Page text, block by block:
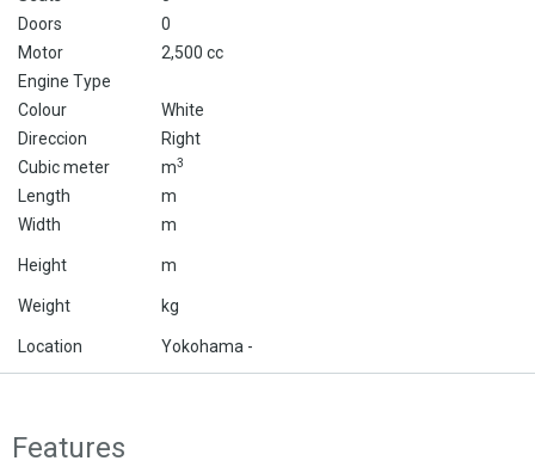
Doors
0
Motor
2,500 cc
Engine Type
Colour
White
Direccion
Right
Cubic meter
m3
Length
m
Width
m
Height m
Weight kg
Location Yokohama -
Features